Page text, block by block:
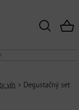
vín › Degustačný set